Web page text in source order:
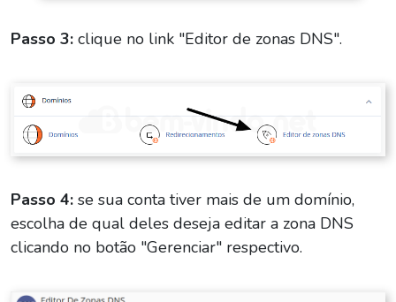
Passo 3: clique no link "Editor de zonas DNS".
Passo 4: se sua conta tiver mais de um domínio,
escolha de qual deles deseja editar a zona DNS
clicando no botão "Gerenciar" respectivo.